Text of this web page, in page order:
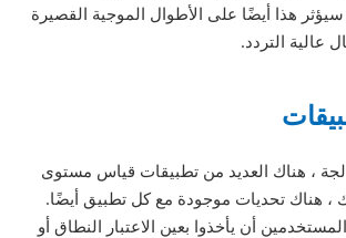
هذا أيضًا على الأطوال الموجية القصيرة
عالية التردد.
، هناك العديد من تطبيقات قياس مستوى
، هناك تحديات موجودة مع كل تطبيق أيضًا.
أن يأخذوا بعين الاعتبار النطاق أو